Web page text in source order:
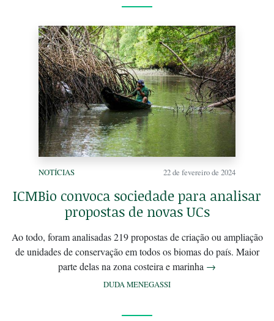
NOTÍCIAS 22 de fevereiro de 2024
ICMBio convoca sociedade para analisar
propostas de novas UCs
Ao todo, foram analisadas 219 propostas de criação ou ampliação
de unidades de conservação em todos os biomas do país. Maior
parte delas na zona costeira e marinha →
DUDA MENEGASSI